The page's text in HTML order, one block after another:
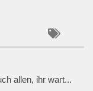
allen, ihr wart...